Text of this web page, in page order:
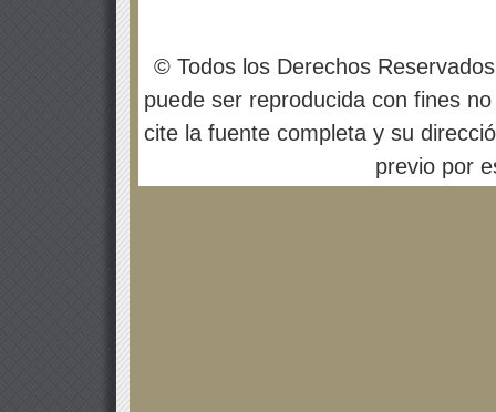
© Todos los Derechos
puede ser reproducida con fines
cite la fuente completa y su
previo por